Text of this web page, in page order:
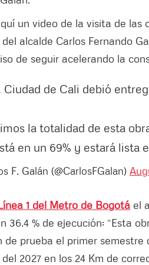
un video de la visita de las
alcalde Carlos Fernando
de seguir acelerando la
Ciudad de Cali debió
la totalidad de esta
en un 69% y estará lista
F. Galán (@CarlosFGalan)
1 del Metro de Bogotá el
36.4 % de ejecución: “Esta
de prueba el primer
2027 en los 24 Km de